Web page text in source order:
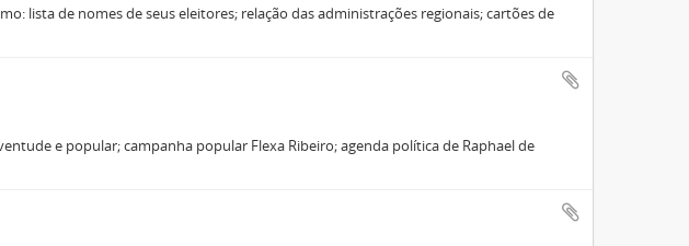
lista de nomes de seus eleitores; relação das administrações regionais; cartões de
e popular; campanha popular Flexa Ribeiro; agenda política de Raphael de